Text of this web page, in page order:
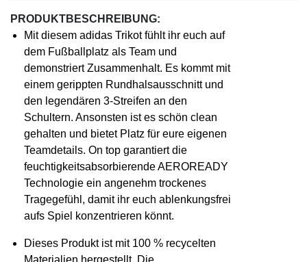
PRODUKTBESCHREIBUNG:
Mit diesem adidas Trikot fühlt ihr euch auf
dem Fußballplatz als Team und
demonstriert Zusammenhalt. Es kommt mit
einem gerippten Rundhalsausschnitt und
den legendären 3-Streifen an den
Schultern. Ansonsten ist es schön clean
gehalten und bietet Platz für eure eigenen
Teamdetails. On top garantiert die
feuchtigkeitsabsorbierende AEROREADY
Technologie ein angenehm trockenes
Tragegefühl, damit ihr euch ablenkungsfrei
aufs Spiel konzentrieren könnt.
Dieses Produkt ist mit 100 % recycelten